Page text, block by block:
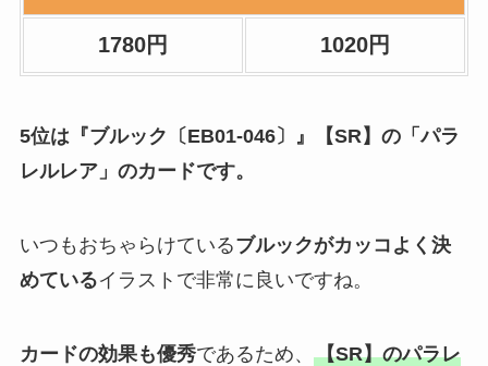
1780円 1020円
5位は『ブルック〔EB01-046〕』【SR】の「パラ
レルレア」のカードです。
いつもおちゃらけているブルックがカッコよく決
めているイラストで非常に良いですね。
カードの効果も優秀であるため、 【SR】のパラレ